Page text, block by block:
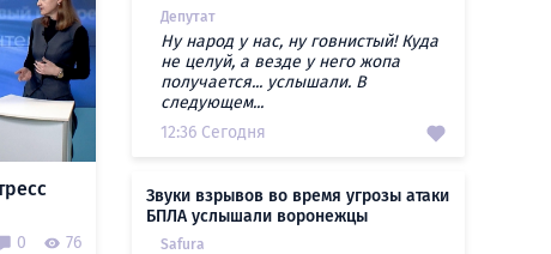
0 76
Депутат
Ну народ у нас, ну говнистый! Куда
не целуй, а везде у него жопа
получается... услышали. В
следующем...
12:36 Сегодня
Звуки взрывов во время угрозы атаки
БПЛА услышали воронежцы
Safura